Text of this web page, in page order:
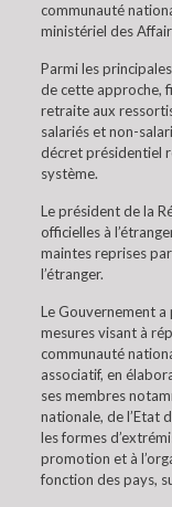
communauté
ministériel des
Parmi les
de cette approche,
retraite aux
salariés et non-
décret présidentiel
système.
Le président de la
officielles à
maintes reprises
l’étranger.
Le Gouvernement a
mesures visant à
communauté
associatif, en
ses membres
nationale, de l’Etat
les formes
promotion et à
fonction des pays,